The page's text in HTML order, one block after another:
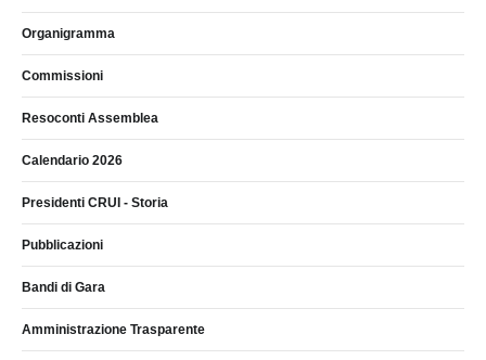
Organigramma
Commissioni
Resoconti Assemblea
Calendario 2026
Presidenti CRUI - Storia
Pubblicazioni
Bandi di Gara
Amministrazione Trasparente